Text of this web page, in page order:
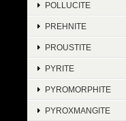
POLLUCITE
PREHNITE
PROUSTITE
PYRITE
PYROMORPHITE
PYROXMANGITE